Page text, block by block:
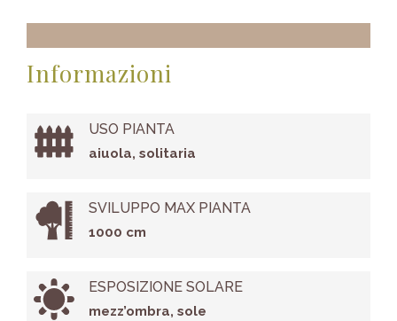
Informazioni
USO PIANTA
aiuola, solitaria
SVILUPPO MAX PIANTA
1000 cm
ESPOSIZIONE SOLARE
mezz’ombra, sole